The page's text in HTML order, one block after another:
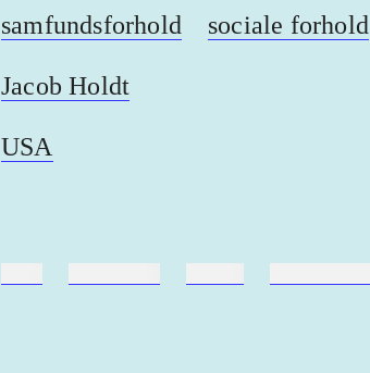
samfundsforhold sociale forhold
Jacob Holdt
USA